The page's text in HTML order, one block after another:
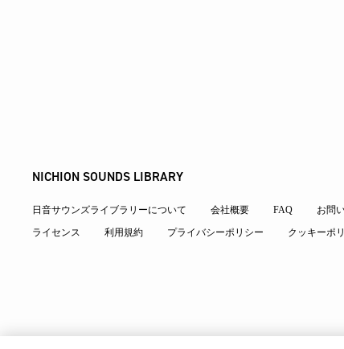
NICHION SOUNDS LIBRARY
日音サウンズライブラリーについて 会社概要 FAQ
お問
ライセンス
利用規約 プライバシーポリシー クッキーポ